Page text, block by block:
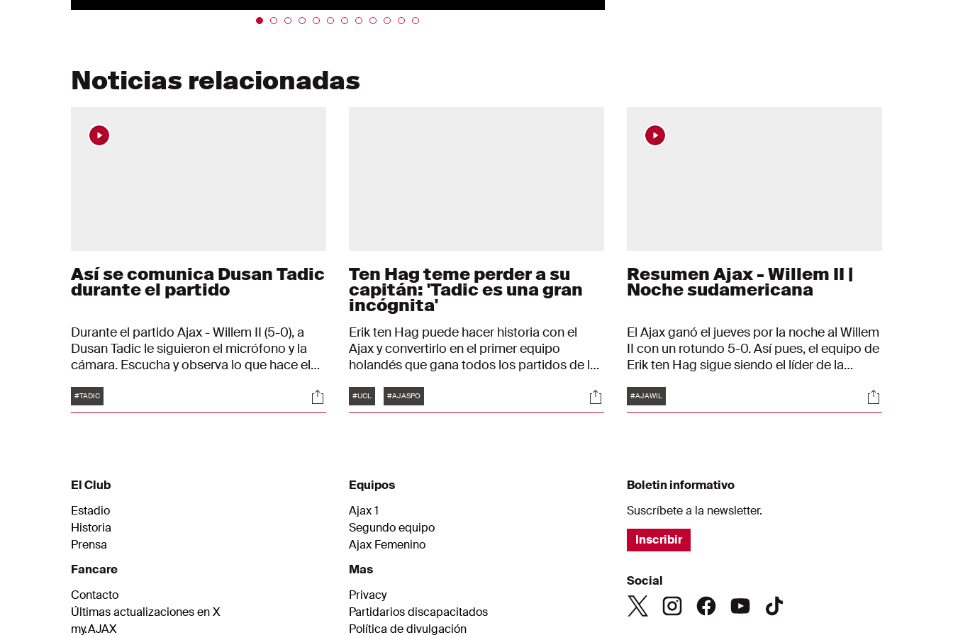
Noticias relacionadas
Así se comunica Dusan Tadic
durante el partido
Durante el partido Ajax - Willem II (5-0), a
Dusan Tadic le siguieron el micrófono y la
cámara. Escucha y observa lo que hace el
mantener a sus compañeros atentos.
Etiquetas
#TADIC Sociales
Ten Hag teme perder a su
capitán: 'Tadic es una gran
incógnita'
Erik ten Hag puede hacer historia con el
Ajax y convertirlo en el primer equipo
holandés que gana todos los partidos de la
la UEFA. Dijo eso y algunas cosas más en la
rueda de prensa previa al partido en casa
Etiquetas
#UCL #AJASPO Sociales
Resumen Ajax - Willem II |
Noche sudamericana
El Ajax ganó el jueves por la noche al Willem
II con un rotundo 5-0. Así pues, el equipo de
Erik ten Hag sigue siendo el líder de la
marcados por sudamericanos.
Etiquetas
#AJAWIL Sociales
El Club
Estadio
Historia
Prensa
Fancare
Contacto
Últimas actualizaciones en X
my.AJAX
Equipos
Ajax 1
Segundo equipo
Ajax Femenino
Mas
Privacy
Partidarios discapacitados
Política de divulgación
Boletin informativo
Suscríbete a la newsletter.
Inscribir
Social